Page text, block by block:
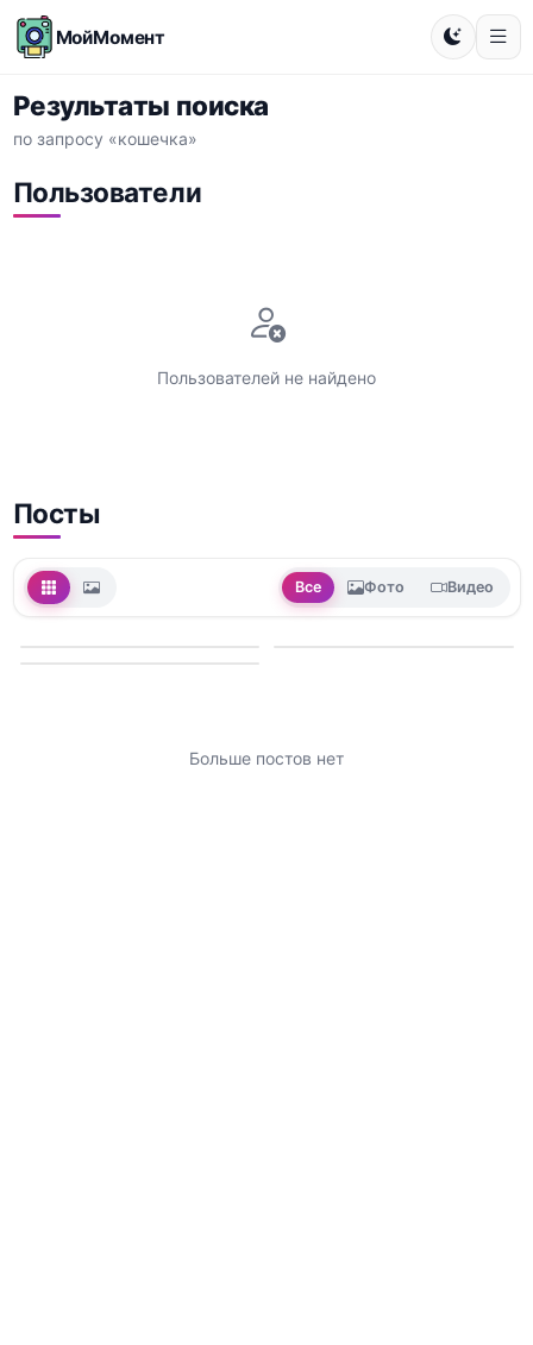
МойМомент
Результаты поиска
по запросу «кошечка»
Пользователи
Пользователей не найдено
Посты
Все Фото Видео
Больше постов нет